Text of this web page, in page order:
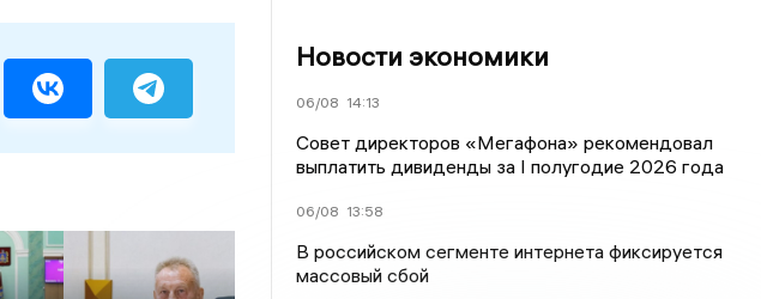
Новости экономики
06/08 14:13
Совет директоров «Мегафона» рекомендовал
выплатить дивиденды за I полугодие 2026 года
06/08 13:58
В российском сегменте интернета фиксируется
массовый сбой